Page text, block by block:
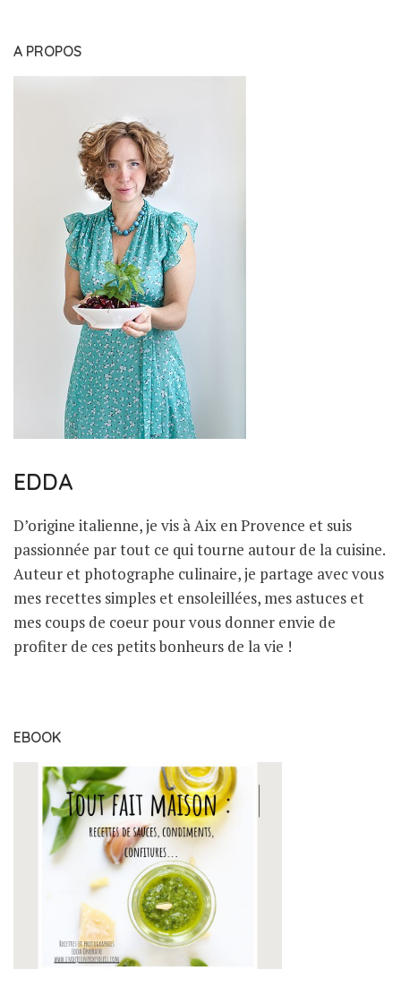
A PROPOS
EDDA
D’origine italienne, je vis à Aix en Provence et suis
passionnée par tout ce qui tourne autour de la cuisine.
Auteur et photographe culinaire, je partage avec vous
mes recettes simples et ensoleillées, mes astuces et
mes coups de coeur pour vous donner envie de
profiter de ces petits bonheurs de la vie !
EBOOK